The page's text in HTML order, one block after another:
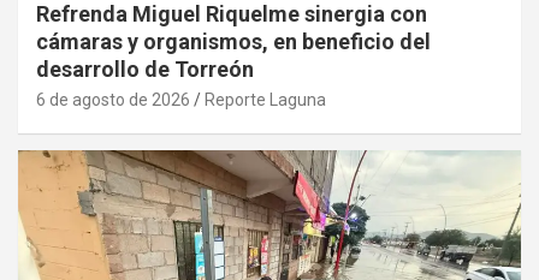
Refrenda Miguel Riquelme sinergia con
cámaras y organismos, en beneficio del
desarrollo de Torreón
6 de agosto de 2026 Reporte Laguna